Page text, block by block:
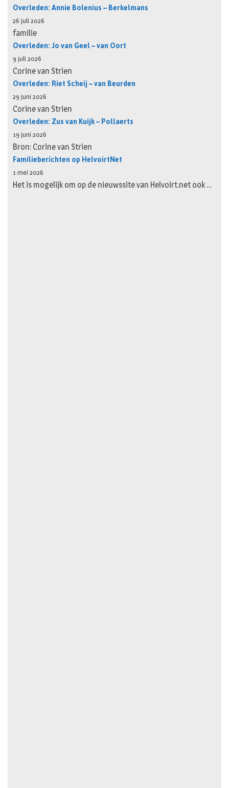
Overleden: Annie Bolenius – Berkelmans
26 juli 2026
familie
Overleden: Jo van Geel – van Oort
9 juli 2026
Corine van Strien
Overleden: Riet Scheij – van Beurden
29 juni 2026
Corine van Strien
Overleden: Zus van Kuijk – Pollaerts
19 juni 2026
Bron: Corine van Strien
Familieberichten op HelvoirtNet
1 mei 2026
Het is mogelijk om op de nieuwssite van Helvoirt.net ook …